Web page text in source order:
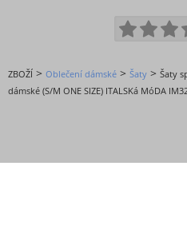
ZBOŽÍ > Oblečení dámské > Šaty > Šaty
dámské (S/M ONE SIZE) ITALSKá MóDA